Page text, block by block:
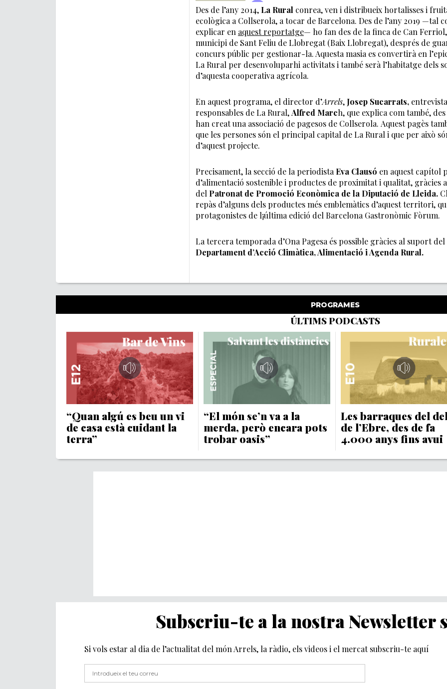
Des de l’any 2014, La Rural conrea, ven i distribueix hortalisses i
ecològica a Collserola, a tocar de Barcelona. Des de l’any 2019 —tal
explicar en aquest reportatge— ho fan des de la finca de Can
municipi de Sant Feliu de Llobregat (Baix Llobregat), després de
concurs públic per gestionar-la. Aquesta masia es convertirà en
La Rural per desenvoluparhi activitats i també serà l’habitatge dels
d’aquesta cooperativa agrícola.
En aquest programa, el director d’Arrels, Josep Sucarrats,
responsables de La Rural,Alfred March, que explica com també,
han creat una associació de pagesos de Collserola. Aquest pagès
que les persones són el principal capital de La Rural i que per això
d’aquest projecte.
Precisament, la secció de la periodistaEva Clausó en aquest capítol
d’alimentació sostenible i productes de proximitat i qualitat, gràcies
del Patronat de Promoció Econòmica de la Diputació de Lleida.
repàs d’alguns dels productes més emblemàtics d’aquest territori,
protagonistes de l¡última edició del Barcelona Gastronòmic Fòrum.
La tercera temporada d’Ona Pagesa és possible gràcies al suport del
Departament d’Acció Climàtica, Alimentació i Agenda Rural.
PROGRAMES
ÚLTIMS PODCASTS
“Quan algú es beu un vi
de casa està cuidant la
terra”
“El món se’n va a la
merda, però encara pots
trobar oasis”
Les barraques del
de l’Ebre, des de fa
4.000 anys fins avui
Subscriu-te a la nostra Newsletter
Si vols estar al dia de l’actualitat del món Arrels, la ràdio, els videos i el mercat subscriu-te aquí